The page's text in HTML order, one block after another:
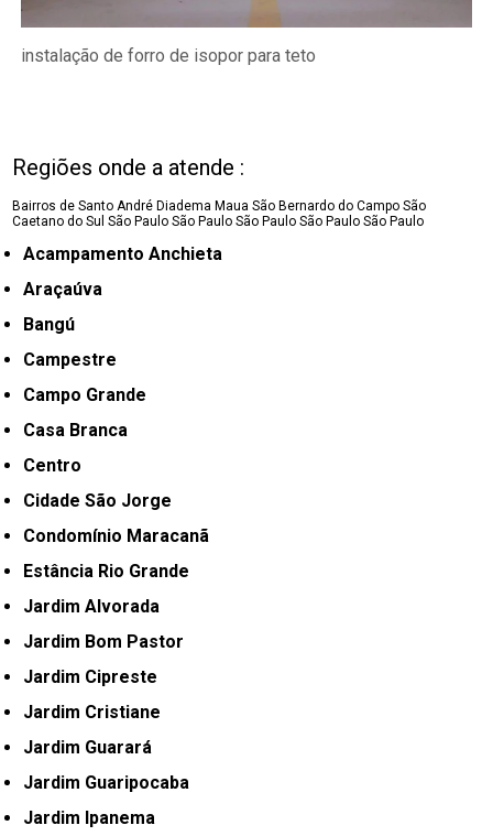
instalação de forro de isopor para teto
Regiões onde a atende :
Bairros de Santo André Diadema Maua São Bernardo do Campo São
Caetano do SulSão Paulo São Paulo São Paulo São Paulo São Paulo
Acampamento Anchieta
Araçaúva
Bangú
Campestre
Campo Grande
Casa Branca
Centro
Cidade São Jorge
Condomínio Maracanã
Estância Rio Grande
Jardim Alvorada
Jardim Bom Pastor
Jardim Cipreste
Jardim Cristiane
Jardim Guarará
Jardim Guaripocaba
Jardim Ipanema